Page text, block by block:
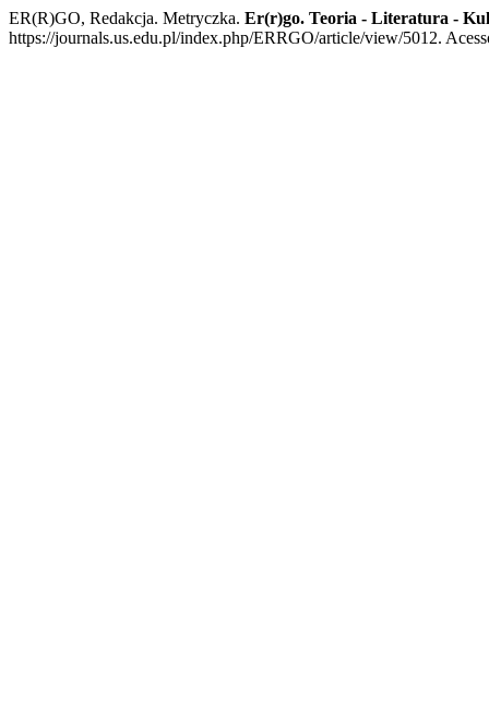
ER(R)GO, Redakcja. Metryczka. Er(r)go. Teoria - Literatura -
https://journals.us.edu.pl/index.php/ERRGO/article/view/5012.